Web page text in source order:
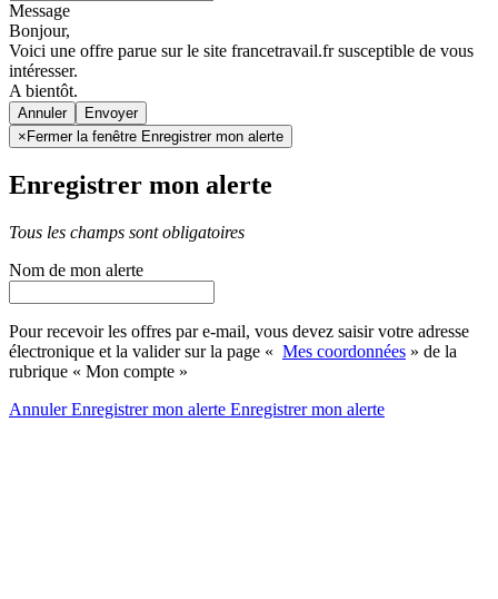
Message
Bonjour,
Voici une offre parue sur le site francetravail.fr susceptible de vous
intéresser.
A bientôt.
Annuler
× Fermer la fenêtre Enregistrer mon alerte
Enregistrer mon alerte
Tous les champs sont obligatoires
Nom de mon alerte
Pour recevoir les offres par e-mail, vous devez saisir votre adresse
électronique et la valider sur la page « Mes coordonnées » de la
rubrique « Mon compte »
AnnulerEnregistrer mon alerte Enregistrermon alerte